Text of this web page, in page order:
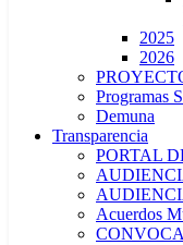
2025
2026
Programas
Demuna
Transparencia
PORTAL
Acuerdos